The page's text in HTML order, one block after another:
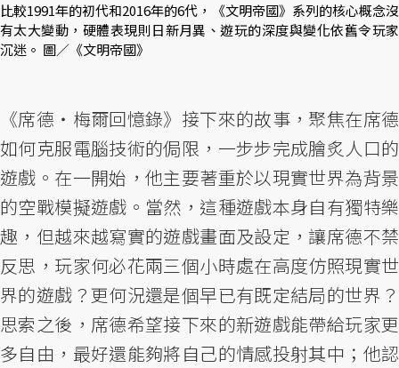
比較1991年的初代和2016年的6代，《文明帝國》系列的核心概念沒
有太大變動，硬體表現則日新月異、遊玩的深度與變化依舊令玩家
沉迷。 圖／《文明帝國》
《席德‧梅爾回憶錄》接下來的故事，聚焦在席德
如何克服電腦技術的侷限，一步步完成膾炙人口的
遊戲。在一開始，他主要著重於以現實世界為背景
的空戰模擬遊戲。當然，這種遊戲本身自有獨特樂
趣，但越來越寫實的遊戲畫面及設定，讓席德不禁
反思，玩家何必花兩三個小時處在高度仿照現實世
界的遊戲？更何況還是個早已有既定結局的世界？
思索之後，席德希望接下來的新遊戲能帶給玩家更
多自由，最好還能夠將自己的情感投射其中；他認